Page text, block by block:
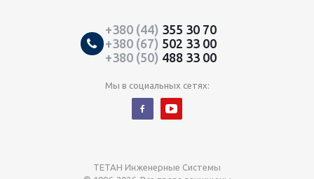
+380 (44) 355 30 70
+380 (67) 502 33 00
+380 (50) 488 33 00
Мы в социальных сетях:
ТЕТАН Инженерные Системы